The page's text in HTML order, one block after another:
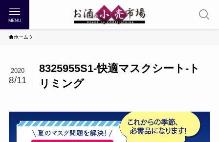
MENU
ホーム
8325955S1-快適マスクシート-ト
リミング
2020
8/11